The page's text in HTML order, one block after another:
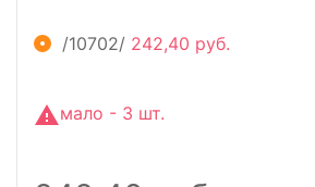
/10702/ 242,40 руб.
мало - 3 шт.